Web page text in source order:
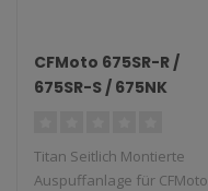
CFMoto 675SR-R /
675SR-S / 675NK
Auspuffanlage
Titan Seitlich Montierte
Auspuffanlage für CFMoto